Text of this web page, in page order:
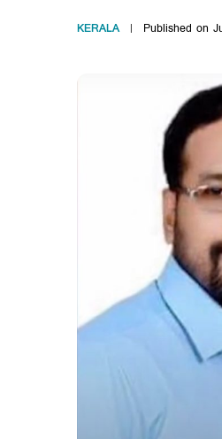
KERALA Published on